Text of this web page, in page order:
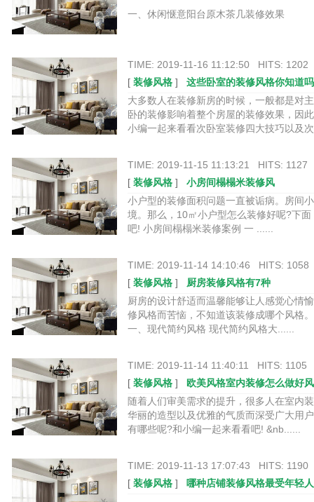
一、休闲惬意阳台原木茶几装修效果
TIME: 2019-11-16 11:12:50 HITS: 1202
[ 装修风格 ] 这些卧室的装修风格你知道吗
大多数人在装修新房的时候，一般都是对
卧的装修影响着整个房屋的装修效果，因
小编一起来看看次卧室装修四大技巧以及
TIME: 2019-11-15 11:13:21 HITS: 1127
[ 装修风格 ] 小房间榻榻米装修风
小户型的装修面积问题一直被诟病。房间
境。那么，10㎡小户型怎么装修好呢?下
吧! 小房间榻榻米装修案例 一 ......
TIME: 2019-11-14 14:10:46 HITS: 1058
[ 装修风格 ] 厨房装修风格有7种
厨房的设计舒适而温馨能够让人感觉心情
修风格而苦恼，不知道该装修成哪个风格
一、现代简约风格 现代简约风格大......
TIME: 2019-11-14 11:40:11 HITS: 1105
[ 装修风格 ] 欧美风格室内装修怎么做好
随着人们审美需求的提升，很多人在室内
华丽的造型以及优雅的气质而深受广大用
有哪些呢?和小编一起来看看吧! &nb......
TIME: 2019-11-13 17:07:43 HITS: 1190
[ 装修风格 ] 哪种店铺装修风格最受年轻